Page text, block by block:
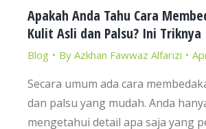
Apakah Anda Tahu Cara
Kulit Asli dan Palsu? Ini Triknya
Blog By Azkhan Fawwaz Alfarizi
Secara umum ada cara
dan palsu yang mudah. Anda
mengetahui detail apa saja yang